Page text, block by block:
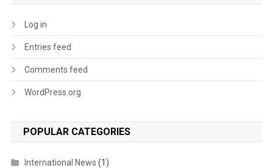
Log in
Entries feed
Comments feed
WordPress.org
POPULAR CATEGORIES
International News (1)